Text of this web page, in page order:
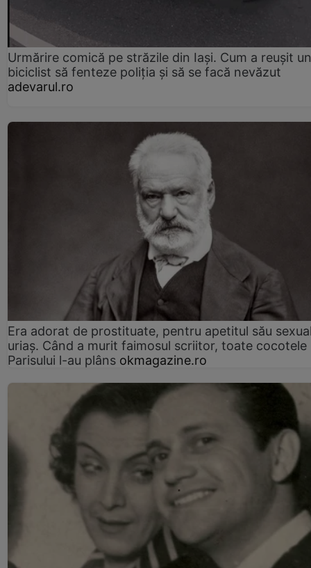
Urmărire comică pe străzile din Iași. Cum a reușit un
biciclist să fenteze poliția și să se facă nevăzut
adevarul.ro
Era adorat de prostituate, pentru apetitul său
uriaș. Când a murit faimosul scriitor, toate cocotele
Parisului l-au plâns okmagazine.ro